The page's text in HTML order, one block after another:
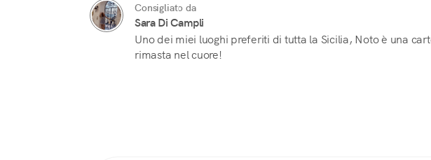
Consigliato da
Sara Di Campli
Uno dei miei luoghi preferiti di tutta la Sicilia, Noto è una
rimasta nel cuore!